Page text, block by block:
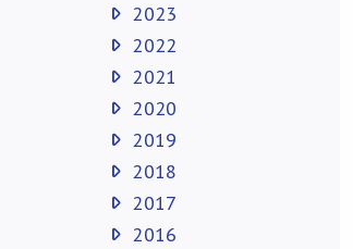
2023
2022
2021
2020
2019
2018
2017
2016